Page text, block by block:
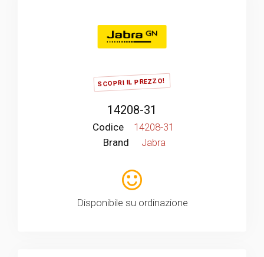
SCOPRI IL PREZZO!
14208-31
Codice
14208-31
Brand
Jabra
Disponibile su ordinazione